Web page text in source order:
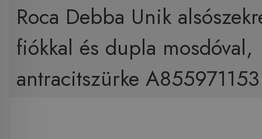
Roca Debba Unik
fiókkal és dupla mosdóval,
antracitszürke A855971153